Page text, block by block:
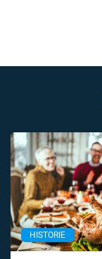
HISTORIE